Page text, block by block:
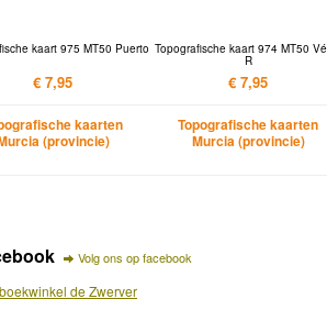
kaart 975 MT50 Puerto
€ 7,95
kaarten
(provincie)
Topografische kaart 974 MT50
R
€ 7,95
Topografische kaarten
Murcia (provincie)
Volg ons op facebook
de Zwerver